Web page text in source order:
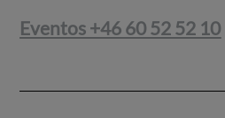
Eventos +46 60 52 52 10